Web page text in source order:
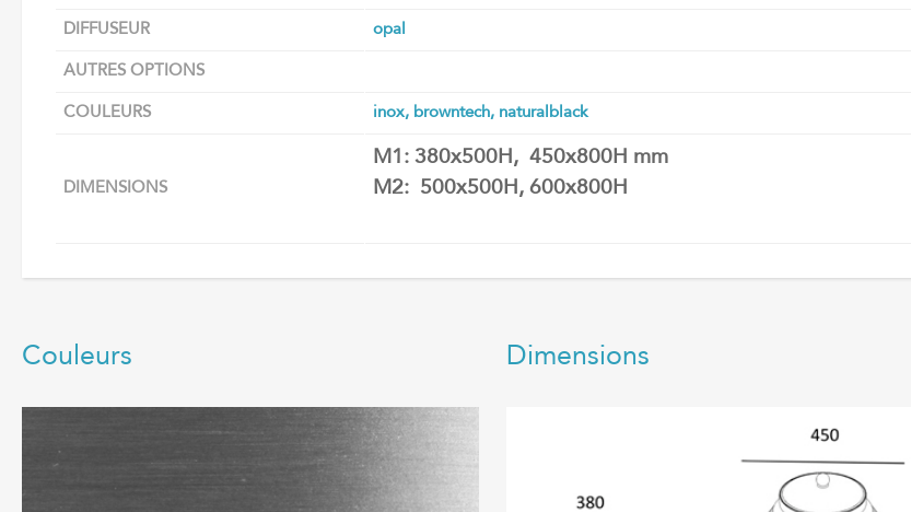
DIFFUSEUR opal
AUTRES OPTIONS
COULEURS inox, browntech, naturalblack
DIMENSIONS
M1: 380x500H, 450x800H mm
M2: 500x500H, 600x800H
Couleurs Dimensions